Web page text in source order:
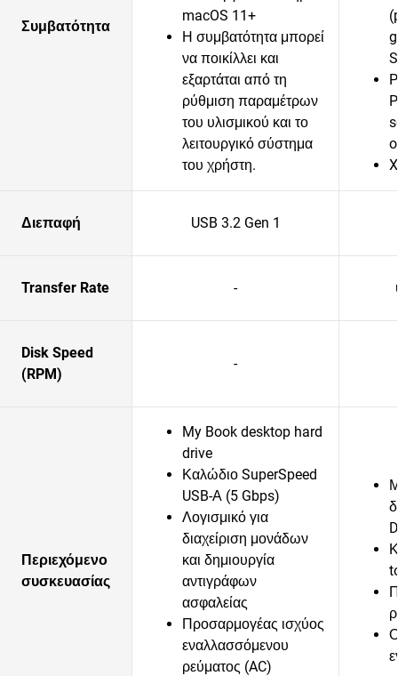
Συμβατότητα
macOS 11+
Η συμβατότητα μπορεί
να ποικίλλει και
εξαρτάται από τη
ρύθμιση παραμέτρων
του υλισμικού και το
λειτουργικό σύστημα
του χρήστη.
Διεπαφή USB 3.2 Gen 1
Transfer Rate -
Disk Speed
(RPM)
-
Περιεχόμενο
συσκευασίας
My Book desktop hard
drive
Καλώδιο SuperSpeed
USB-Α (5 Gbps)
Λογισμικό για
διαχείριση μονάδων
και δημιουργία
αντιγράφων
ασφαλείας
Προσαρμογέας ισχύος
εναλλασσόμενου
ρεύματος (AC)